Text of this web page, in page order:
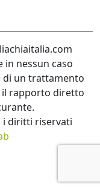
in nessun caso
di un trattamento
il rapporto diretto
i diritti riservati